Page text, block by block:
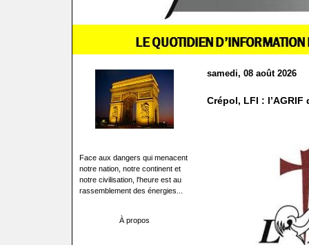
Face aux dangers qui menacent
notre nation, notre continent et
notre civilisation, l'heure est au
rassemblement des énergies...
À propos
samedi, 08 août 2026
Crépol, LFI : l’AGRIF